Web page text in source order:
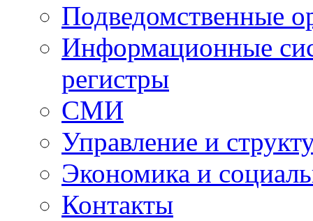
Подведомственные
Информационные
регистры
СМИ
Управление и
Экономика и
Контакты